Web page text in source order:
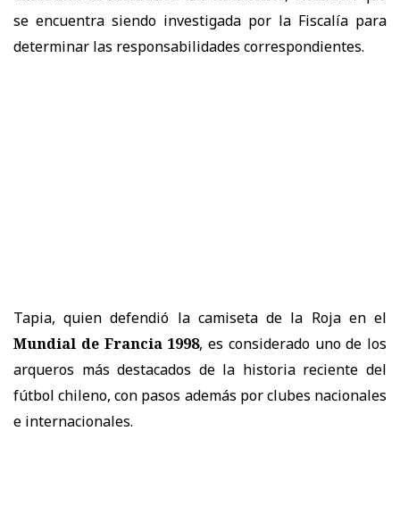
se encuentra siendo investigada por la Fiscalía para
determinar las responsabilidades correspondientes.
Tapia, quien defendió la camiseta de la Roja en el
Mundial de Francia 1998, es considerado uno de los
arqueros más destacados de la historia reciente del
fútbol chileno, con pasos además por clubes nacionales
e internacionales.